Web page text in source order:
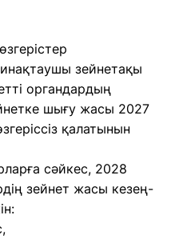
зейнетақы
органдардың
шығу жасы 2027
қалатынын
сәйкес, 2028
зейнет жасы кезең-